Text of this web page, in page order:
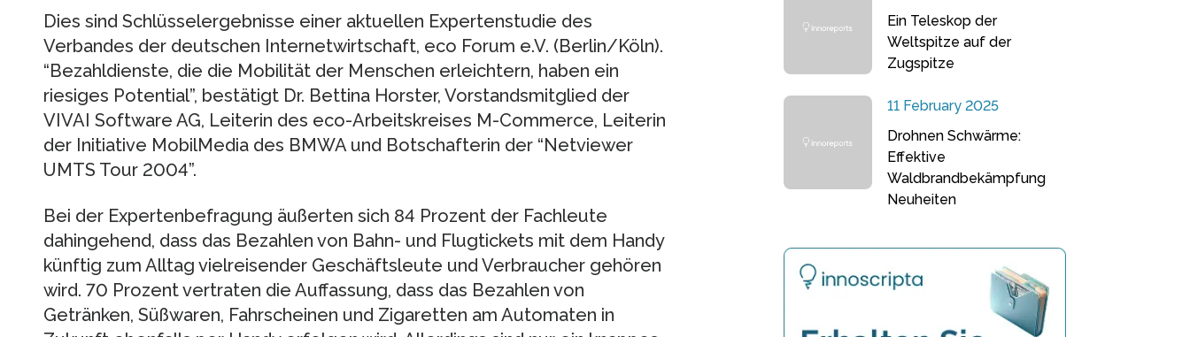
Dies sind Schlüsselergebnisse einer aktuellen Expertenstudie des
Verbandes der deutschen Internetwirtschaft, eco Forum e.V. (Berlin/Köln).
“Bezahldienste, die die Mobilität der Menschen erleichtern, haben ein
riesiges Potential”, bestätigt Dr. Bettina Horster, Vorstandsmitglied der
VIVAI Software AG, Leiterin des eco-Arbeitskreises M-Commerce, Leiterin
der Initiative MobilMedia des BMWA und Botschafterin der “Netviewer
UMTS Tour 2004”.
Bei der Expertenbefragung äußerten sich 84 Prozent der Fachleute
dahingehend, dass das Bezahlen von Bahn- und Flugtickets mit dem Handy
künftig zum Alltag vielreisender Geschäftsleute und Verbraucher gehören
wird. 70 Prozent vertraten die Auffassung, dass das Bezahlen von
Getränken, Süßwaren, Fahrscheinen und Zigaretten am Automaten in
Ein Teleskop der
Weltspitze auf der
Zugspitze
11 February 2025
Drohnen Schwärme:
Effektive
Waldbrandbekämpfung
Neuheiten